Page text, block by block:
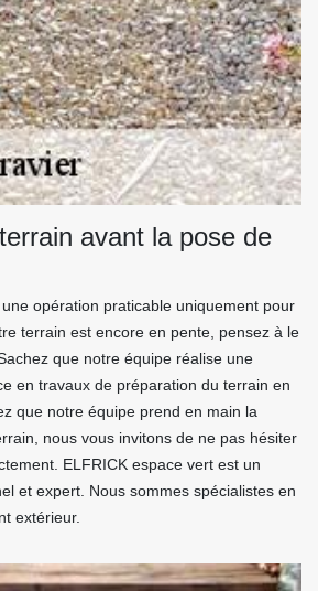
avant la pose de
opération praticable uniquement pour
terrain est encore en pente, pensez à le
que notre équipe réalise une
en travaux de préparation du terrain en
que notre équipe prend en main la
nous vous invitons de ne pas hésiter
ELFRICK espace vert est un
et expert. Nous sommes spécialistes en
extérieur.